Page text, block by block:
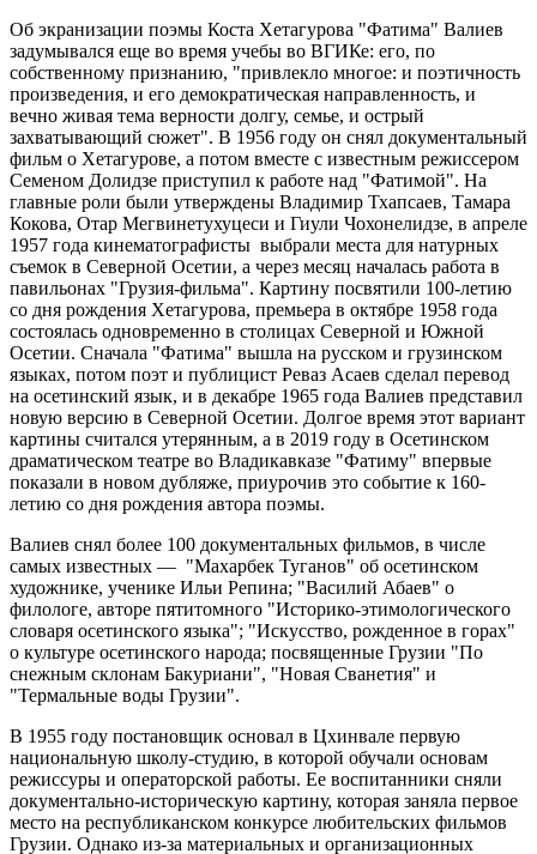
Об экранизации поэмы Коста Хетагурова "Фатима" Валиев
задумывался еще во время учебы во ВГИКе: его, по
собственному признанию, "привлекло многое: и поэтичность
произведения, и его демократическая направленность, и
вечно живая тема верности долгу, семье, и острый
захватывающий сюжет". В 1956 году он снял документальный
фильм о Хетагурове, а потом вместе с известным режиссером
Семеном Долидзе приступил к работе над "Фатимой". На
главные роли были утверждены Владимир Тхапсаев, Тамара
Кокова, Отар Мегвинетухуцеси и Гиули Чохонелидзе, в апреле
1957 года кинематографисты выбрали места для натурных
съемок в Северной Осетии, а через месяц началась работа в
павильонах "Грузия-фильма". Картину посвятили 100-летию
со дня рождения Хетагурова, премьера в октябре 1958 года
состоялась одновременно в столицах Северной и Южной
Осетии. Сначала "Фатима" вышла на русском и грузинском
языках, потом поэт и публицист Реваз Асаев сделал перевод
на осетинский язык, и в декабре 1965 года Валиев представил
новую версию в Северной Осетии. Долгое время этот вариант
картины считался утерянным, а в 2019 году в Осетинском
драматическом театре во Владикавказе "Фатиму" впервые
показали в новом дубляже, приурочив это событие к 160-
летию со дня рождения автора поэмы.
Валиев снял более 100 документальных фильмов, в числе
самых известных — "Махарбек Туганов" об осетинском
художнике, ученике Ильи Репина; "Василий Абаев" о
филологе, авторе пятитомного "Историко-этимологического
словаря осетинского языка"; "Искусство, рожденное в горах"
о культуре осетинского народа; посвященные Грузии "По
снежным склонам Бакуриани", "Новая Сванетия" и
"Термальные воды Грузии".
В 1955 году постановщик основал в Цхинвале первую
национальную школу-студию, в которой обучали основам
режиссуры и операторской работы. Ее воспитанники сняли
документально-историческую картину, которая заняла первое
место на республиканском конкурсе любительских фильмов
Грузии. Однако из-за материальных и организационных